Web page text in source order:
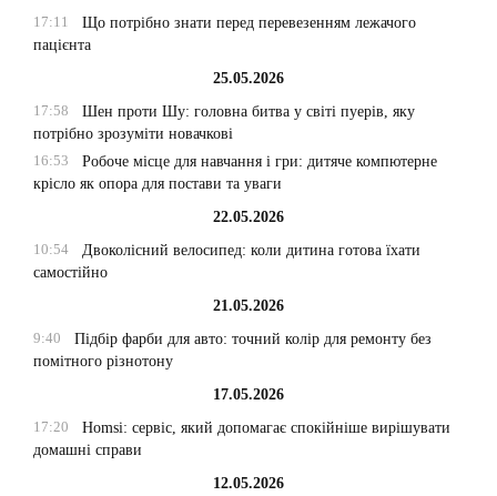
17:11
Що потрібно знати перед перевезенням лежачого
пацієнта
25.05.2026
17:58
Шен проти Шу: головна битва у світі пуерів, яку
потрібно зрозуміти новачкові
16:53
Робоче місце для навчання і гри: дитяче компютерне
крісло як опора для постави та уваги
22.05.2026
10:54
Двоколісний велосипед: коли дитина готова їхати
самостійно
21.05.2026
9:40
Підбір фарби для авто: точний колір для ремонту без
помітного різнотону
17.05.2026
17:20
Homsi: сервіс, який допомагає спокійніше вирішувати
домашні справи
12.05.2026